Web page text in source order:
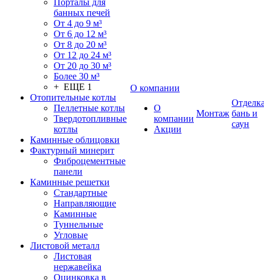
Порталы для
банных печей
От 4 до 9 м³
От 6 до 12 м³
От 8 до 20 м³
От 12 до 24 м³
От 20 до 30 м³
Более 30 м³
+ ЕЩЕ 1
Отопительные котлы
Пеллетные котлы
Твердотопливные
котлы
Каминные облицовки
Фактурный минерит
Фиброцементные
панели
Каминные решетки
Стандартные
Направляющие
Каминные
Туннельные
Угловые
Листовой металл
Листовая
нержавейка
Оцинковка в
О компании
О
компании
Акции
Монтаж бань и
саун